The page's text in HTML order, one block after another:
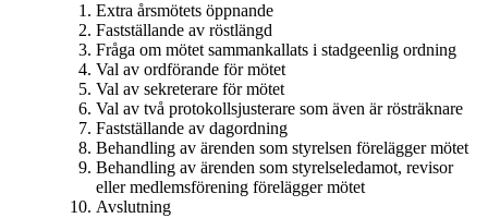
Extra årsmötets öppnande
Fastställande av röstlängd
Fråga om mötet sammankallats i stadgeenlig ordning
Val av ordförande för mötet
Val av sekreterare för mötet
Val av två protokollsjusterare som även är rösträknare
Fastställande av dagordning
Behandling av ärenden som styrelsen förelägger mötet
Behandling av ärenden som styrelseledamot, revisor
eller medlemsförening förelägger mötet
Avslutning